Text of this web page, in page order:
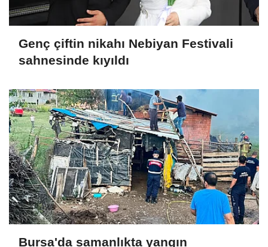
Genç çiftin nikahı Nebiyan Festivali
sahnesinde kıyıldı
Bursa'da samanlıkta yangın